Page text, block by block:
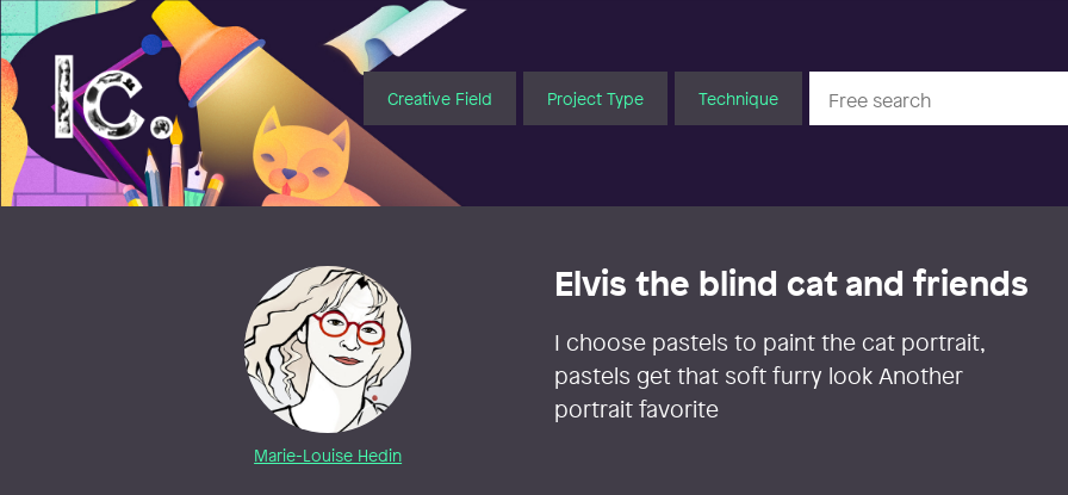
Illustratörcentrum
Creative Field Project Type Technique
Marie-Louise Hedin
Elvis the blind cat and friends
I choose pastels to paint the cat portrait,
pastels get that soft furry look Another
portrait favorite